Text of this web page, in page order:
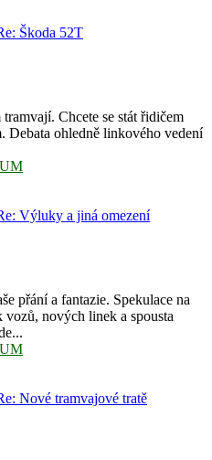
Škoda 52T
Chcete se stát řidičem
Debata ohledně linkového vedení
Výluky a jiná omezení
přání a fantazie. Spekulace na
vozů, nových linek a spousta
Nové tramvajové tratě